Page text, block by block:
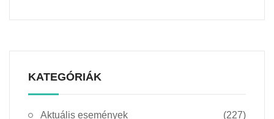
KATEGÓRIÁK
Aktuális események (227)